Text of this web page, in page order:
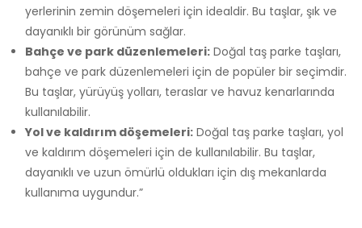
yerlerinin zemin döşemeleri için idealdir. Bu taşlar, şık ve
dayanıklı bir görünüm sağlar.
Bahçe ve park düzenlemeleri: Doğal taş parke taşları,
bahçe ve park düzenlemeleri için de popüler bir seçimdir.
Bu taşlar, yürüyüş yolları, teraslar ve havuz kenarlarında
kullanılabilir.
Yol ve kaldırım döşemeleri: Doğal taş parke taşları, yol
ve kaldırım döşemeleri için de kullanılabilir. Bu taşlar,
dayanıklı ve uzun ömürlü oldukları için dış mekanlarda
kullanıma uygundur.”